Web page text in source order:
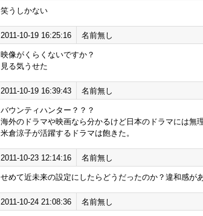
笑うしかない
2011-10-19 16:25:16 名前無し
映像がくらくないですか？
見る気うせた
2011-10-19 16:39:43 名前無し
バウンティハンター？？？
海外のドラマや映画なら分かるけど日本のドラマには無
米倉涼子が活躍するドラマは飽きた。
2011-10-23 12:14:16 名前無し
せめて近未来の設定にしたらどうだったのか？違和感が
2011-10-24 21:08:36 名前無し